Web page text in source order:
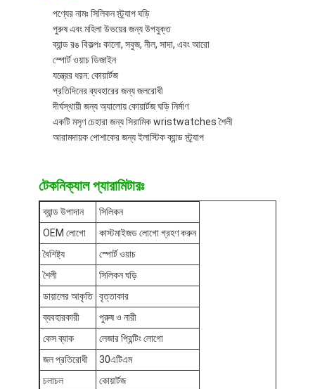
আমাদের সম্বন্ধে
কারখানা ভ্রমণ
মান নিয়ন্ত্রণ
যোগাযোগ করুন
মামলা
ব্লগ
কোয়ার্টজ কব্জি ঘড়ি
চামড়া চাবুক কোয়ার্টজ ঘড়ি
স্টেইনলেস স্টীল স্ট্র্যাপ ঘড়ি
সিলিকন স্ট্র্যাপ ওয়াচ
পণ্যের নামঃ সিলিকন স্ট্র্যাপ ঘড়ি
পুরুষ এবং মহিলা উভয়ের জন্য উপযুক্ত
ব্যান্ড রঙ বিকল্পঃ কালো, সবুজ, নীল, সাদা, এবং আরো
স্পোর্ট ওয়াচ ডিজাইন
যন্ত্রের ধরন: কোয়ার্টজ
প্রতিদিনের ব্যবহারের জন্য জলরোধী
দীর্ঘস্থায়ী জন্য অ্যালোয় কোয়ার্টজ ঘড়ি নির্মাণ
একটি মসৃণ চেহারা জন্য সিরামিক wristwatches শৈলী
আরামদায়ক পোশাকের জন্য ইলাস্টিক ব্যান্ড স্ট্র্যাপ
টেকনিক্যাল প্যারামিটারঃ
ব্যান্ড উপাদান
সিলিকন
OEM লোগো
কাস্টমাইজড লোগো গ্রহণ করুন
বৈশিষ্ট্য
স্পোর্ট ওয়াচ
শৈলী
সিলিকন ঘড়ি
ডায়ালের আকৃতি বৃত্তাকার
ব্যবহারকারী
পুরুষ ও নারী
কেস ব্যাক
লেজার প্রিন্টিং লোগো
জল প্রতিরোধী
30এটিএম
চলাচল
কোয়ার্টজ